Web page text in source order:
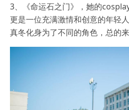
3、《命运石之门》，她的
更是一位充满激情和创意的年轻
真冬化身为了不同的角色，总的来